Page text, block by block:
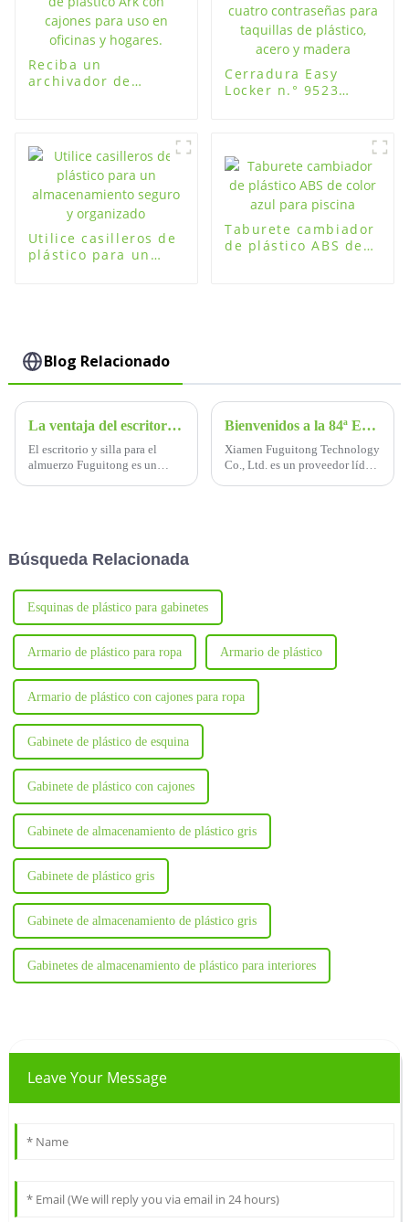
Reciba un
archivador de
Cerradura Easy
Locker n.° 9523
plástico, acero y
madera
Utilice casilleros de
plástico para un
Taburete cambiador
de plástico ABS de
Blog Relacionado
La ventaja del escritorio y silla para el almuerzo Fuguitong
El escritorio y silla para el
almuerzo Fuguitong es un
Bienvenidos a la 84ª Exposición de Equipos Educativos de China
Xiamen Fuguitong Technology
Co., Ltd. es un proveedor líder
Búsqueda Relacionada
Esquinas de plástico para gabinetes
Armario de plástico para ropa Armario de plástico
Armario de plástico con cajones para ropa
Gabinete de plástico de esquina
Gabinete de plástico con cajones
Gabinete de almacenamiento de plástico gris
Gabinete de plástico gris
Gabinete de almacenamiento de plástico gris
Gabinetes de almacenamiento de plástico para interiores
Leave Your Message